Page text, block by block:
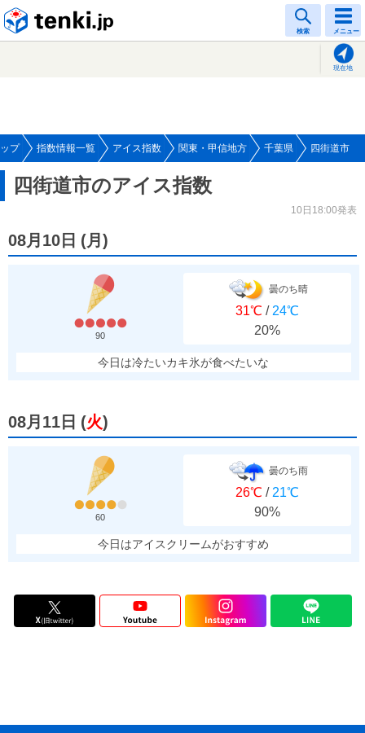
検索 メニュー
現在地
プ 指数情報一覧 アイス指数 関東・甲信地方 千葉県 四街道市
四街道市のアイス指数
10日18:00発表
08月10日 (月 )
90
曇のち晴
31℃ / 24℃
20%
今日は冷たいカキ氷が食べたいな
08月11日 (火)
60
曇のち雨
26℃ / 21℃
90%
今日はアイスクリームがおすすめ